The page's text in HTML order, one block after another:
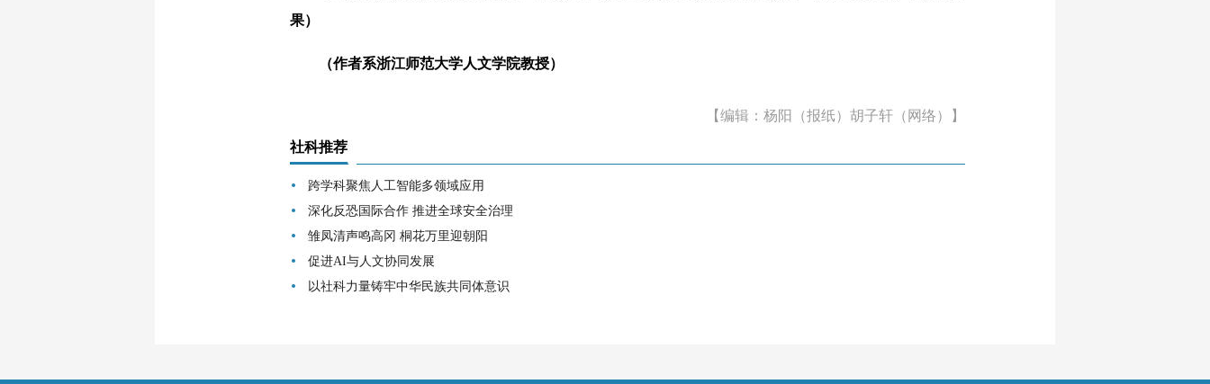
果）
（作者系浙江师范大学人文学院教授）
【编辑：杨阳（报纸）胡子轩（网络）】
社科推荐
跨学科聚焦人工智能多领域应用
深化反恐国际合作 推进全球安全治理
雏凤清声鸣高冈 桐花万里迎朝阳
促进AI与人文协同发展
以社科力量铸牢中华民族共同体意识